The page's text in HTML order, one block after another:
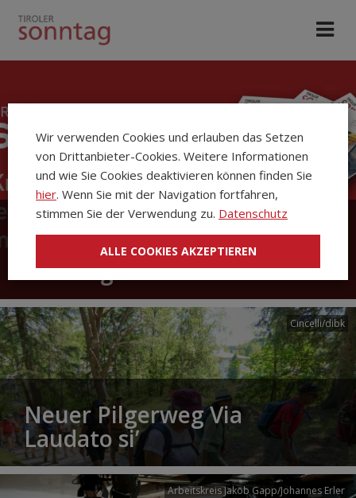
Die Kirchenzeitung Tiroler
Sonntag
Cincelli/dibk
Neuer Pilgerweg Via
Laudato si’
Arbeitskreis Jakob Gapp/Johannes Erler
Wir verwenden Cookies und erlauben das Setzen
von Drittanbieter-Cookies. Weitere Informationen
und wie Sie Cookies deaktivieren können finden Sie
hier. Wenn Sie mit der Navigation fortfahren,
stimmen Sie der Verwendung zu. Datenschutz
ALLE COOKIES AKZEPTIEREN